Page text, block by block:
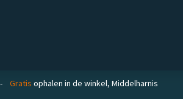
Gratis ophalen in de winkel, Middelharnis